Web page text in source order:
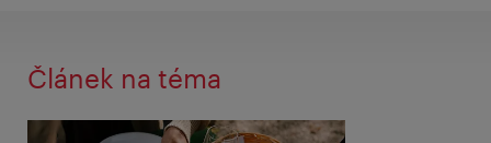
Článek na téma